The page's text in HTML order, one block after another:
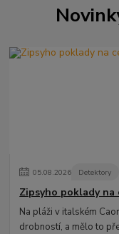
05.08.2026 Detektory
Zipsyho poklady na
Na pláži v italském
drobností, a mělo to